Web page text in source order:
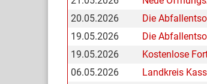
20.05.2026
Die
19.05.2026
Die
19.05.2026
Kostenlose
06.05.2026
Landkreis